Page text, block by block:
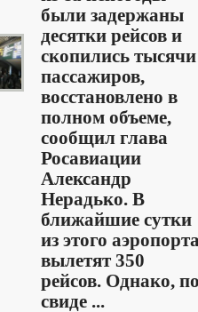
были задержаны
десятки рейсов и
скопились тысячи
пассажиров,
восстановлено в
полном объеме,
сообщил глава
Росавиации
Александр
Нерадько. В
ближайшие сутки
из этого
вылетят 350
рейсов. Однако,
свиде ...